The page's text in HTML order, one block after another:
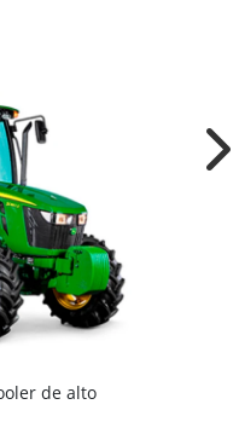
de alto